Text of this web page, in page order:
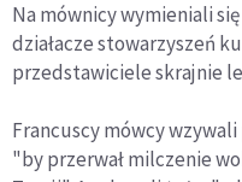
Na mównicy wymieniali
działacze stowarzyszeń
przedstawiciele skrajnie
Francuscy mówcy
"by przerwał milczenie